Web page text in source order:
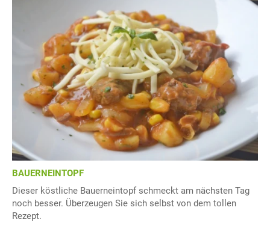
BAUERNEINTOPF
Dieser köstliche Bauerneintopf schmeckt am nächsten Tag
noch besser. Überzeugen Sie sich selbst von dem tollen
Rezept.